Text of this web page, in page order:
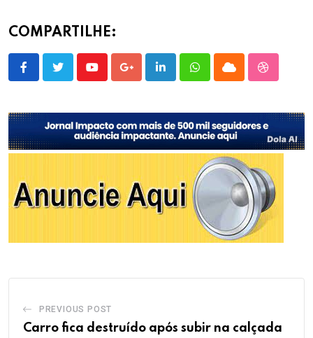
COMPARTILHE:
YoutubeGoogle+LinkedInWhatsappCloud
PREVIOUS POST
Carro fica destruído após subir na calçada